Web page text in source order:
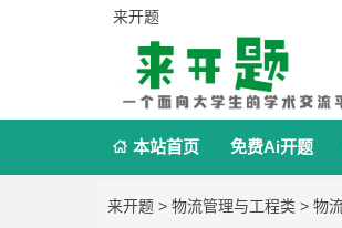
来开题
 本站首页 免费Ai开题
来开题 > 物流管理与工程类 > 物